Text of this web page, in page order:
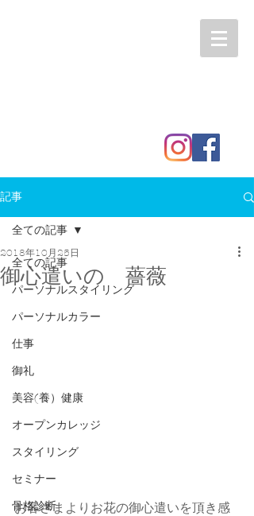
記事
全ての記事
パーソナルスタイリング
パーソナルカラー
仕事
御礼
美容(養）健康
オープンカレッジ
スタイリング
セミナー
骨格診断
全ての記事
御心遣いの 薔薇
2018年10月25日
お客さまよりお花の御心遣いを頂き感